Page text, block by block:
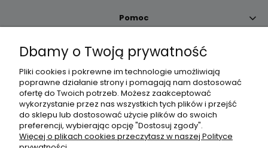
Pomoc
Moje konto
Płatności i dostawa
Informacje
Dbamy o Twoją prywatność
Pliki cookies i pokrewne im technologie umożliwiają
poprawne działanie strony i pomagają nam dostosować
ofertę do Twoich potrzeb. Możesz zaakceptować
wykorzystanie przez nas wszystkich tych plików i przejść
do sklepu lub dostosować użycie plików do swoich
preferencji, wybierając opcję "Dostosuj zgody".
Więcej o plikach cookies przeczytasz w naszej Polityce